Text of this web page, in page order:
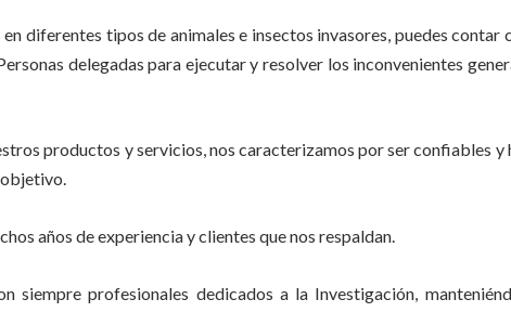
diferentes tipos de animales e insectos invasores, puedes contar
delegadas para ejecutar y resolver los inconvenientes
productos y servicios, nos caracterizamos por ser confiables y
años de experiencia y clientes que nos respaldan.
siempre profesionales dedicados a la Investigación,